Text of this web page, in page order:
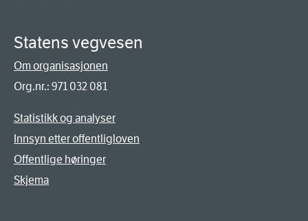
Statens vegvesen
Om organisasjonen
Org.nr.: 971 032 081
Statistikk og analyser
Innsyn etter offentligloven
Offentlige høringer
Skjema